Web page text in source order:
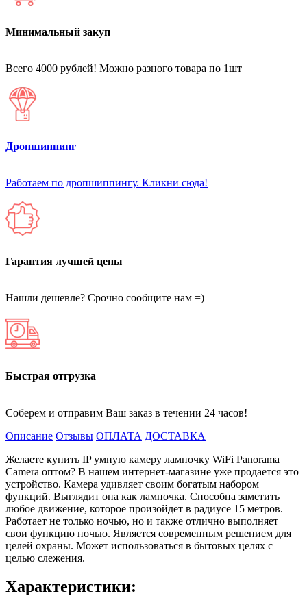
Минимальный закуп
Всего 4000 рублей! Можно разного товара по 1шт
Дропшиппинг
Работаем по дропшиппингу. Кликни сюда!
Гарантия лучшей цены
Нашли дешевле? Срочно сообщите нам =)
Быстрая отгрузка
Соберем и отправим Ваш заказ в течении 24 часов!
Описание Отзывы ОПЛАТА ДОСТАВКА
Желаете купить IP умную камеру лампочку WiFi Panorama
Camera оптом? В нашем интернет-магазине уже продается это
устройство. Камера удивляет своим богатым набором
функций. Выглядит она как лампочка. Способна заметить
любое движение, которое произойдет в радиусе 15 метров.
Работает не только ночью, но и также отлично выполняет
свои функцию ночью. Является современным решением для
целей охраны. Может использоваться в бытовых целях с
целью слежения.
Характеристики: